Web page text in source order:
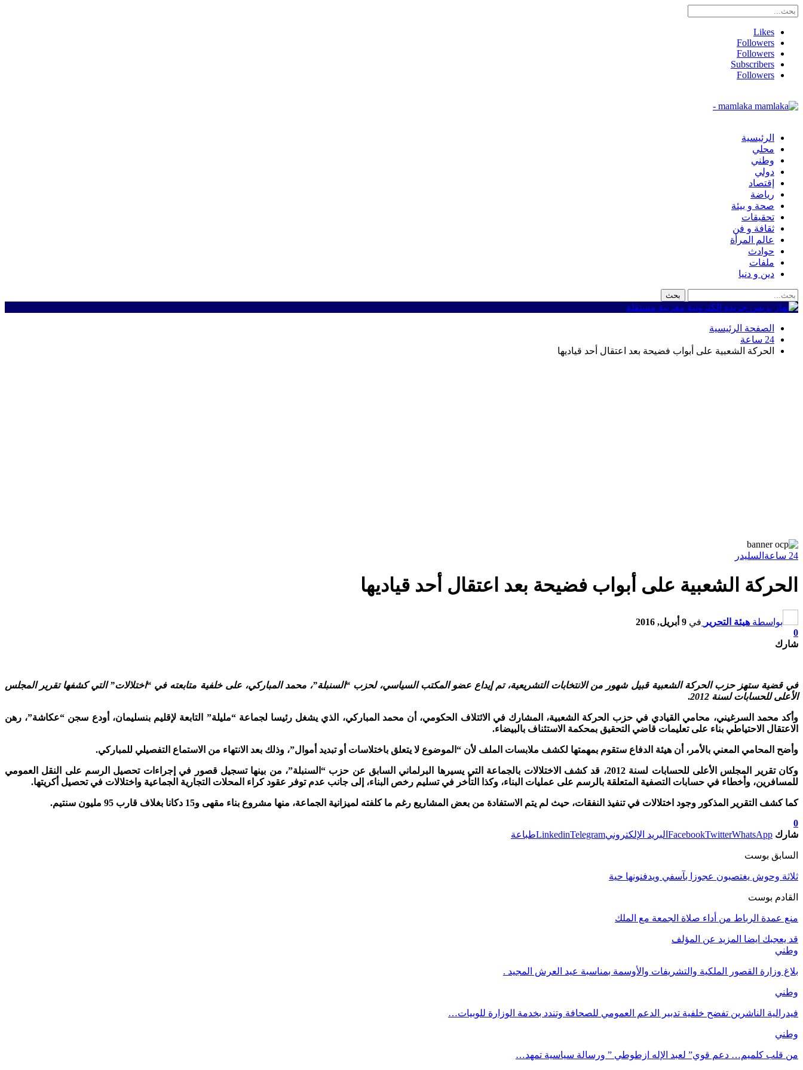
Likes
Followers
Followers
Subscribers
Followers
mamlaka -
الرئيسية
محلي
وطني
دولي
إقتصاد
رياضة
صحة و بيئة
تحقيقات
ثقافة و فن
عالم المرأة
حوادث
ملفات
دين و دنيا
الصفحة الرئيسية
24 ساعة
الحركة الشعبية على أبواب فضيحة بعد اعتقال أحد قياديها
24 ساعة السليدر
الحركة الشعبية على أبواب فضيحة بعد اعتقال أحد قياديها
بواسطة هيئة التحرير في 9 أبريل, 2016
0
شارك
في قضية ستهز حزب الحركة الشعبية قبيل شهور من الانتخابات التشريعية، تم إيداع عضو المكتب السياسي، لحزب “السنبلة”، محمد المباركي، على خلفية متابعته في “اختلالات” التي كشفها تقرير المجلس
الأعلى للحسابات لسنة 2012
.
وأكد محمد السرغيني، محامي القيادي في حزب الحركة الشعبية، المشارك في الائتلاف الحكومي، أن محمد المباركي، الذي يشغل رئيسا لجماعة “مليلة” التابعة لإقليم بنسليمان، أودع سجن “عكاشة”، رهن
الاعتقال الاحتياطي بناء على تعليمات قاضي التحقيق بمحكمة الاستئناف بالبيضاء.
وأضح المحامي المعني بالأمر، أن هيئة الدفاع ستقوم بمهمتها لكشف ملابسات الملف لأن “الموضوع لا يتعلق باختلاسات أو تبديد أموال”، وذلك بعد الانتهاء من الاستماع التفصيلي للمباركي.
وكان تقرير المجلس الأعلى للحسابات لسنة 2012، قد كشف الاختلالات بالجماعة التي يسيرها البرلماني السابق عن حزب “السنبلة”، من بينها تسجيل قصور في إجراءات تحصيل الرسم على النقل العمومي
للمسافرين، وأخطاء في حسابات التصفية المتعلقة بالرسم على عمليات البناء، وكذا التأخر في تسليم رخص البناء، إلى جانب عدم توفر عقود كراء المحلات التجارية الجماعية واختلالات في تحصيل أكريتها.
كما كشف التقرير المذكور وجود اختلالات في تنفيذ النفقات، حيث لم يتم الاستفادة من بعض المشاريع رغم ما كلفته لميزانية الجماعة، منها مشروع بناء مقهى و15 دكانا بغلاف قارب 95 مليون سنتيم.
0
شارك
FacebookTwitterWhatsApp البريد الإلكتروني LinkedinTelegram طباعة
السابق بوست
ثلاثة وحوش يغتصبون عجوزا بآسفي ويدفنونها حية
القادم بوست
منع عمدة الرباط من أداء صلاة الجمعة مع الملك
قد يعجبك ايضا المزيد عن المؤلف
وطني
بلاغ وزارة القصور الملكية والتشريفات والأوسمة بمناسبة عيد العرش المجيد .
وطني
فيدرالية الناشرين تفضح خلفية تدبير الدعم العمومي للصحافة وتندد بخدمة الوزارة للوبيات…
وطني
من قلب كلميم… دعم قوي” لعبد الإله ازطوطي ” ورسالة سياسية تمهد…